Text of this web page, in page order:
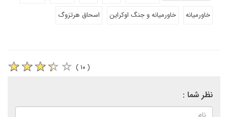
خاورمیانه
خاورمیانه و جنگ اوکراین اسحاق هرتزوگ
( ۱۰ )
نظر شما :